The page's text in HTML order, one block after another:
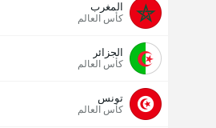
المغرب
كأس العالم
الجزائر
كأس العالم
تونس
كأس العالم